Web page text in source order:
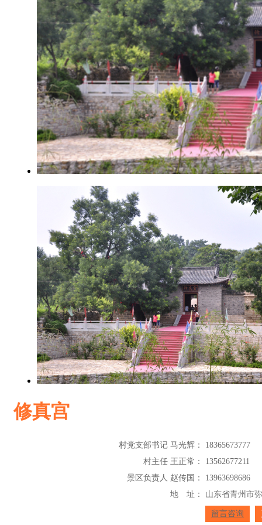
修真宫
村党支部书记 马光辉：
18365673777
村主任 王正常：
13562677211
景区负责人 赵传国：
13963698686
地 址：
山东省青州市
留言咨询